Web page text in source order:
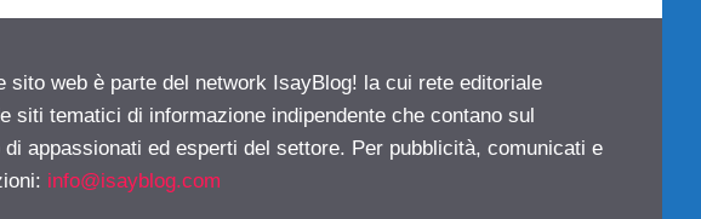
sito web è parte del network IsayBlog! la cui rete editoriale
siti tematici di informazione indipendente che contano sul
di appassionati ed esperti del settore. Per pubblicità, comunicati e
info@isayblog.com